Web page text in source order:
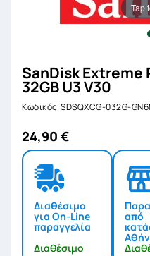
Tap
SanDisk Extreme
32GB U3 V30
Κωδικός:SDSQXCG-032G-
24,90 €
Διαθέσιμο
για On-Line
παραγγελία
Διαθέσιμο
από